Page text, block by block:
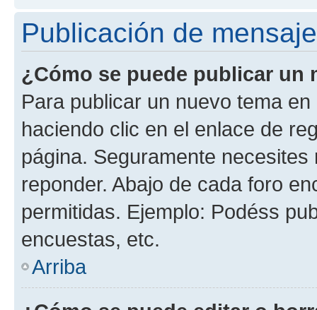
Publicación de
¿Cómo se puede publicar un
Para publicar un nuevo tema
haciendo clic en el enlace de
página. Seguramente
reponder. Abajo de cada foro
permitidas. Ejemplo: Podéss
encuestas, etc.
Arriba